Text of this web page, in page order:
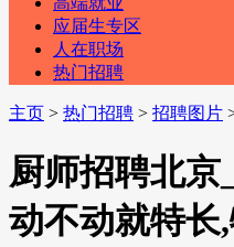
应届生专区
人在职场
热门招聘
主页 > 热门招聘 > 招聘图片
厨师招聘北京
动不动就特长